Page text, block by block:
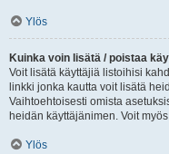
Ylös
Kuinka voin lisätä / poistaa
Voit lisätä käyttäjiä listoihisi
linkki jonka kautta voit lisätä
Vaihtoehtoisesti omista
heidän käyttäjänimen. Voit
Ylös